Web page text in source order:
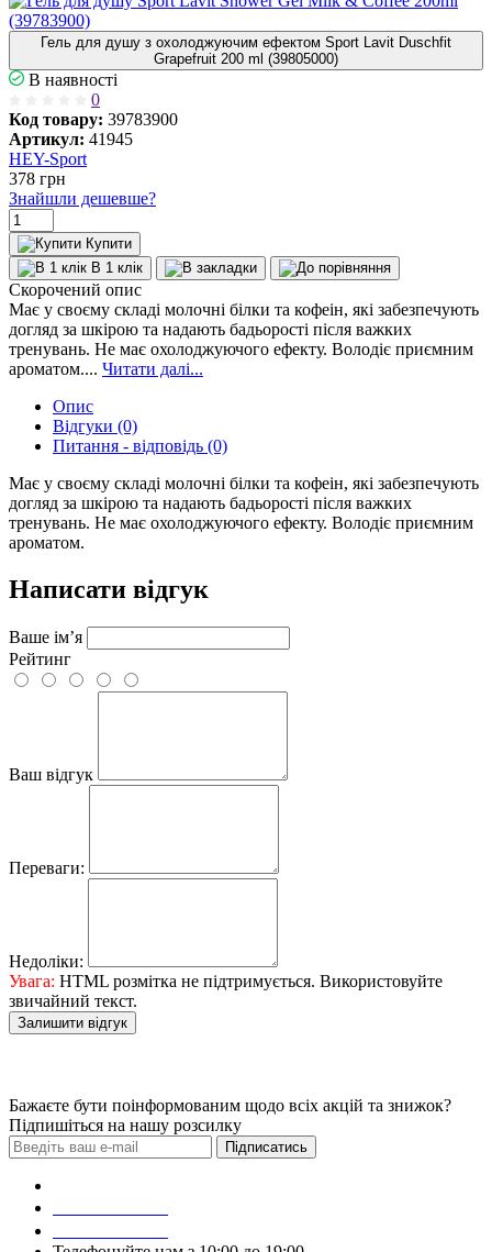
Гель для душу з охолоджуючим ефектом Sport Lavit Duschfit
Grapefruit 200 ml (39805000)
В наявності
0
Код товару: 39783900
Артикул: 41945
HEY-Sport
378 грн
Знайшли дешевше?
Купити
В 1 клік
Скорочений опис
Має у своєму складі молочні білки та кофеін, які забезпечують
догляд за шкірою та надають бадьорості після важких
тренувань. Не має охолоджуючого ефекту. Володіє приємним
ароматом.... Читати далі...
Опис
Відгуки (0)
Питання - відповідь (0)
Має у своєму складі молочні білки та кофеін, які забезпечують
догляд за шкірою та надають бадьорості після важких
тренувань. Не має охолоджуючого ефекту. Володіє приємним
ароматом.
Написати відгук
Ваше ім’я
Рейтинг
Ваш відгук
Переваги:
Недоліки:
Увага: HTML розмітка не підтримується. Використовуйте
звичайний текст.
Залишити відгук
Бажаєте бути поінформованим щодо всіх акцій та знижок?
Підпишіться на нашу розсилку
Підписатись